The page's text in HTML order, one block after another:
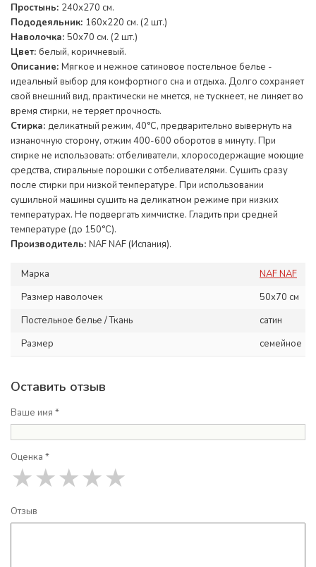
Простынь: 240х270 см.
Пододеяльник: 160х220 см. (2 шт.)
Наволочка: 50х70 см. (2 шт.)
Цвет: белый, коричневый.
Описание: Мягкое и нежное сатиновое постельное белье -
идеальный выбор для комфортного сна и отдыха. Долго сохраняет
свой внешний вид, практически не мнется, не тускнеет, не линяет во
время стирки, не теряет прочность.
Стирка: деликатный режим, 40°С, предварительно вывернуть на
изнаночную сторону, отжим 400-600 оборотов в минуту. При
стирке не использовать: отбеливатели, хлоросодержащие моющие
средства, стиральные порошки с отбеливателями. Сушить сразу
после стирки при низкой температуре. При использовании
сушильной машины сушить на деликатном режиме при низких
температурах. Не подвергать химчистке. Гладить при средней
температуре (до 150°С).
Производитель: NAF NAF (Испания).
Марка
NAF NAF
Размер наволочек
50x70 см
Постельное белье / Ткань
сатин
Размер
семейное
Оставить отзыв
Ваше имя *
Оценка *
★
★
★
★
★
Отзыв